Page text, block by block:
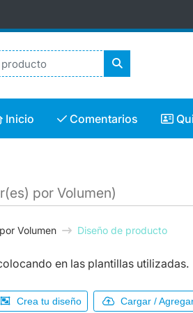
Inicio
Inicio Comentarios
Comentarios
por Volumen)
Volumen Diseño de producto
en las plantillas utilizadas.
Crea tu diseño Cargar /